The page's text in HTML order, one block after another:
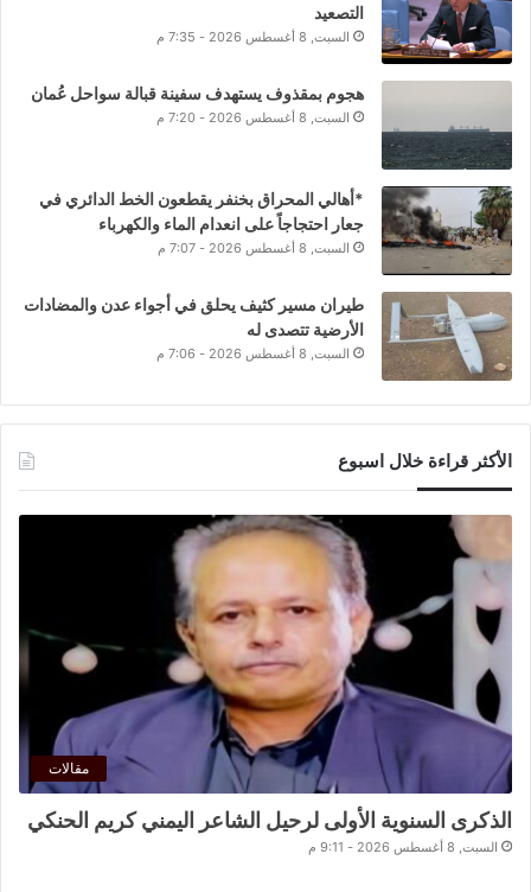
التصعيد
السبت, 8 أغسطس 2026 - 7:35 م
هجوم بمقذوف يستهدف سفينة قبالة سواحل عُمان
السبت, 8 أغسطس 2026 - 7:20 م
*أهالي المحراق بخنفر يقطعون الخط الدائري في
جعار احتجاجاً على انعدام الماء والكهرباء
السبت, 8 أغسطس 2026 - 7:07 م
طيران مسير كثيف يحلق في أجواء عدن والمضادات
الأرضية تتصدى له
السبت, 8 أغسطس 2026 - 7:06 م
الأكثر قراءة خلال اسبوع
مقالات
الذكرى السنوية الأولى لرحيل الشاعر اليمني كريم الحنكي
السبت, 8 أغسطس 2026 - 9:11 م